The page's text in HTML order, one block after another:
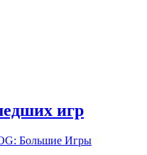
игр
Большие Игры